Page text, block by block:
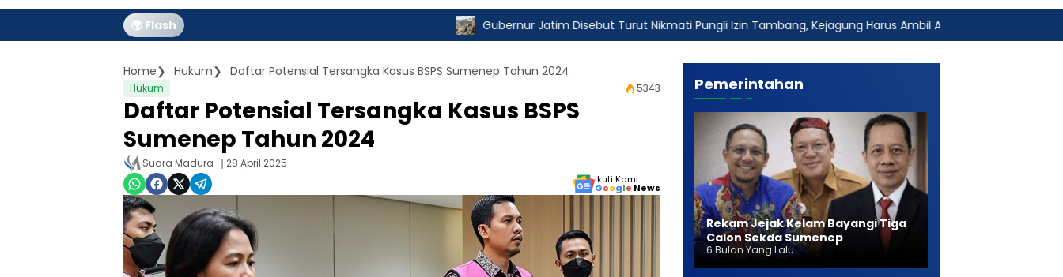
🌍 Flash Gubernur Jatim Disebut Turut Nikmati Pungli Izin Tambang, Kejagung Harus Ambil Alih Fakta Baru Dugaan
Home Hukum Daftar Potensial Tersangka Kasus BSPS Sumenep Tahun 2024
Hukum 5343
Daftar Potensial Tersangka Kasus BSPS
Sumenep Tahun 2024
Suara Madura 28 April 2025
Ikuti Kami
Google News
Pemerintahan
Rekam Jejak Kelam Bayangi Tiga
Calon Sekda Sumenep
6 Bulan Yang Lalu